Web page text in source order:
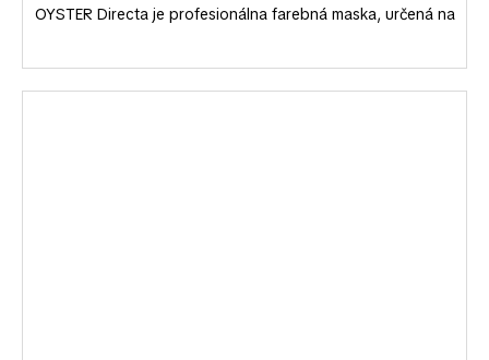
OYSTER Directa je profesionálna farebná maska, určená na